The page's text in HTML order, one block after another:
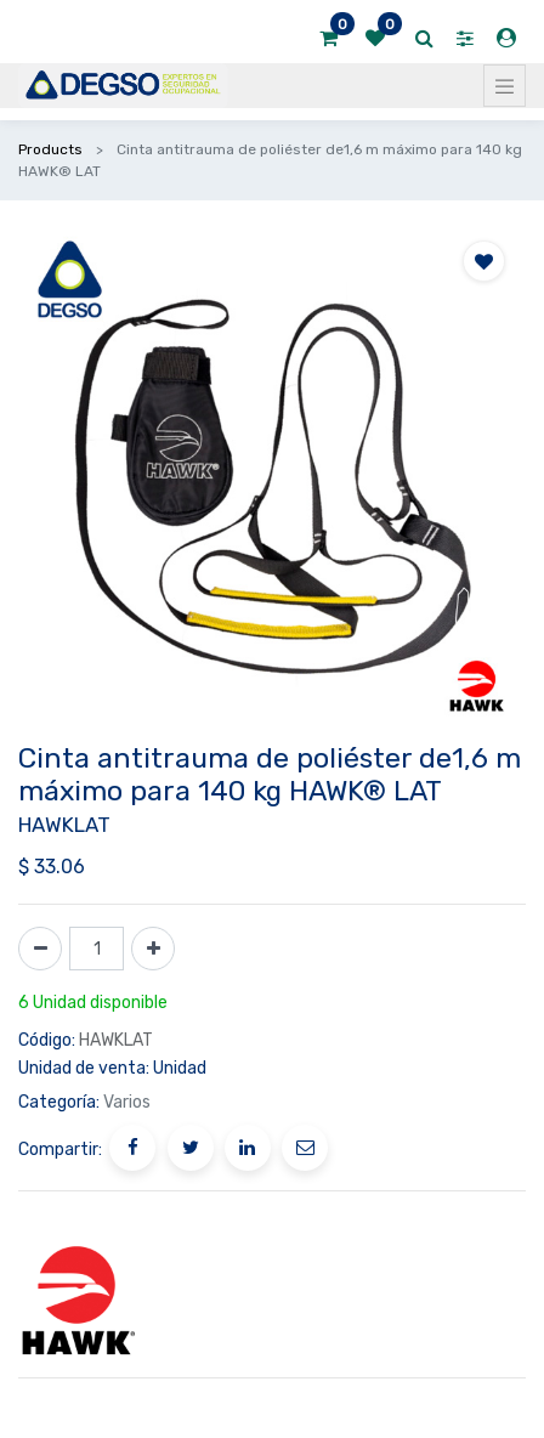
0 0
Products
Cinta antitrauma de poliéster de1,6 m máximo para 140 kg
HAWK® LAT
Cinta antitrauma de poliéster de1,6 m
máximo para 140 kg HAWK® LAT
HAWKLAT
$ 33.06
6 Unidad disponible
Código: HAWKLAT
Unidad de venta: Unidad
Categoría: Varios
Compartir: